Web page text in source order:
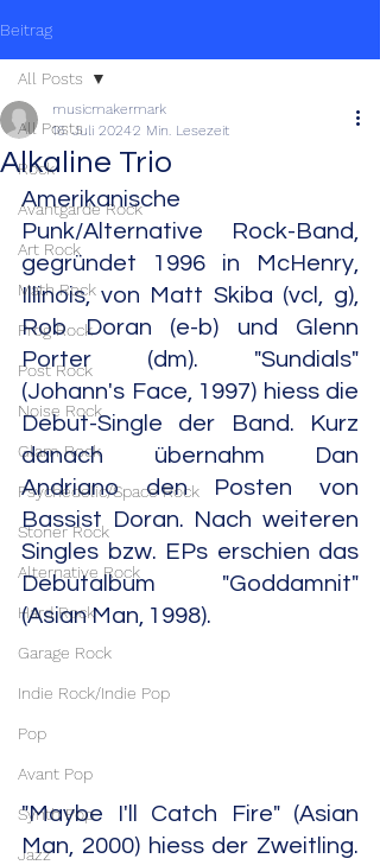
Beitrag
All Posts
Rock
Avantgarde Rock
Art Rock
Math Rock
Prog Rock
Post Rock
Noise Rock
Glam Rock
Psychedelic/Space Rock
Stoner Rock
Alternative Rock
Hard Rock
Garage Rock
Indie Rock/Indie Pop
Pop
Avant Pop
Synth Pop
Jazz
All Posts
Alkaline Trio
musicmakermark
16. Juli 20242 Min. Lesezeit
Amerikanische
Punk/Alternative Rock-Band,
gegründet 1996 in McHenry,
Illinois, von Matt Skiba (vcl, g),
Rob Doran (e-b) und Glenn
Porter (dm). "Sundials"
(Johann's Face, 1997) hiess die
Debut-Single der Band. Kurz
danach übernahm Dan
Andriano den Posten von
Bassist Doran. Nach weiteren
Singles bzw. EPs erschien das
Debutalbum "Goddamnit"
(Asian Man, 1998).
"Maybe I'll Catch Fire" (Asian
Man, 2000) hiess der Zweitling.